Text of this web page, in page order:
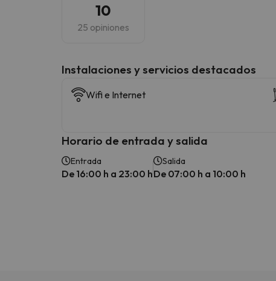
10
25 opiniones
Instalaciones y servicios destacados
Wifi e Internet
Horario de entrada y salida
Entrada
De 16:00 h a 23:00 h
Salida
De 07:00 h a 10:00 h